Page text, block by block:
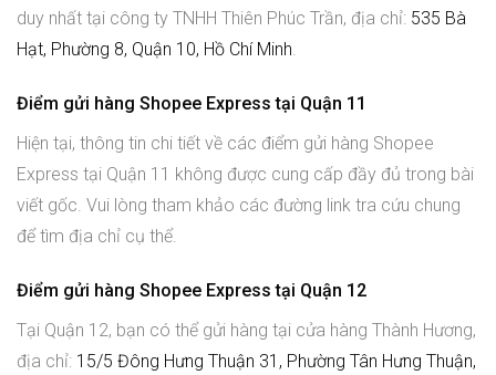
duy nhất tại công ty TNHH Thiên Phúc Trần, địa chỉ: 535 Bà
Hạt, Phường 8, Quận 10, Hồ Chí Minh.
Điểm gửi hàng Shopee Express tại Quận 11
Hiện tại, thông tin chi tiết về các điểm gửi hàng Shopee
Express tại Quận 11 không được cung cấp đầy đủ trong bài
viết gốc. Vui lòng tham khảo các đường link tra cứu chung
để tìm địa chỉ cụ thể.
Điểm gửi hàng Shopee Express tại Quận 12
Tại Quận 12, bạn có thể gửi hàng tại cửa hàng Thành Hương,
địa chỉ: 15/5 Đông Hưng Thuận 31, Phường Tân Hưng Thuận,